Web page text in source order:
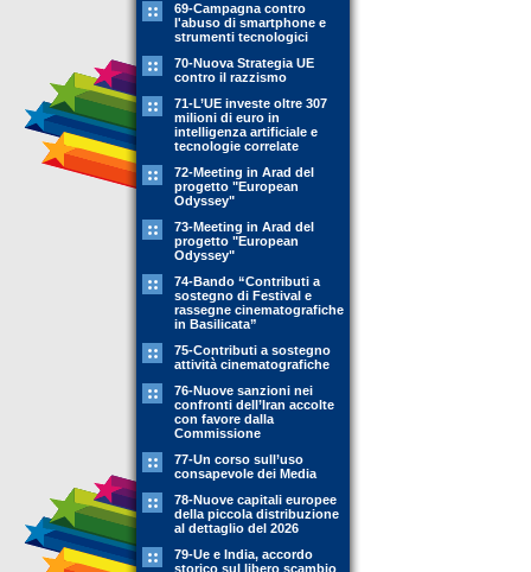
69-Campagna contro
l'abuso di smartphone e
strumenti tecnologici
70-Nuova Strategia UE
contro il razzismo
71-L’UE investe oltre 307
milioni di euro in
intelligenza artificiale e
tecnologie correlate
72-Meeting in Arad del
progetto "European
Odyssey"
73-Meeting in Arad del
progetto "European
Odyssey"
74-Bando “Contributi a
sostegno di Festival e
rassegne cinematografiche
in Basilicata”
75-Contributi a sostegno
attività cinematografiche
76-Nuove sanzioni nei
confronti dell’Iran accolte
con favore dalla
Commissione
77-Un corso sull’uso
consapevole dei Media
78-Nuove capitali europee
della piccola distribuzione
al dettaglio del 2026
79-Ue e India, accordo
storico sul libero scambio